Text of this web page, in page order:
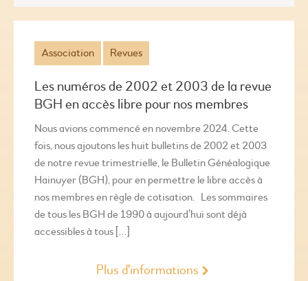
Association Revues
Les numéros de 2002 et 2003 de la revue
BGH en accès libre pour nos membres
Nous avions commencé en novembre 2024. Cette
fois, nous ajoutons les huit bulletins de 2002 et 2003
de notre revue trimestrielle, le Bulletin Généalogique
Hainuyer (BGH), pour en permettre le libre accès à
nos membres en règle de cotisation. Les sommaires
de tous les BGH de 1990 à aujourd’hui sont déjà
accessibles à tous […]
Plus d'informations